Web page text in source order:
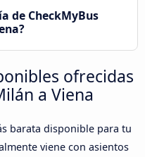
de CheckMyBus
ofrecidas
a Viena
barata disponible para tu
viene con asientos